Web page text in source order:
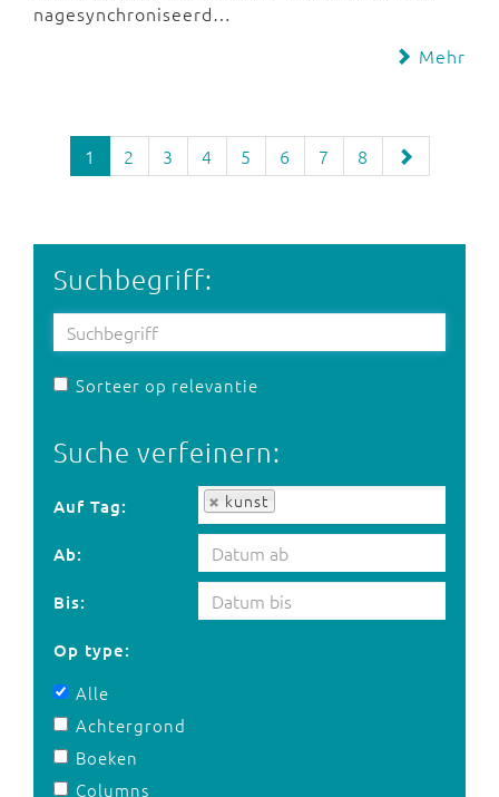
nagesynchroniseerd…
Mehr
1 2 3 4 5 6 7 8
Suchbegriff:
Sorteer op relevantie
Suche verfeinern:
Auf Tag: kunst
Auf Tag:
Ab:
Bis:
Op type:
Alle
Achtergrond
Boeken
Columns